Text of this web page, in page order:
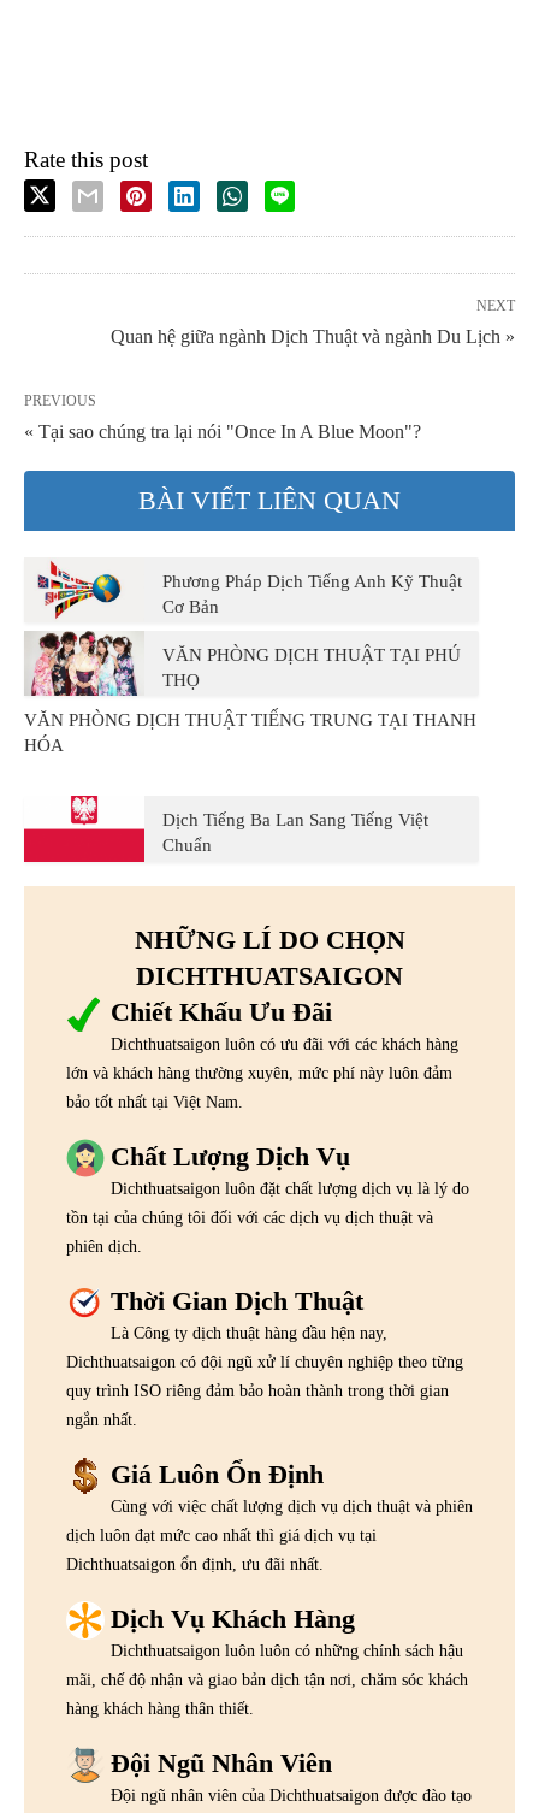
Rate this post
NEXT
Quan hệ giữa ngành Dịch Thuật và ngành Du Lịch »
PREVIOUS
« Tại sao chúng tra lại nói "Once In A Blue Moon"?
BÀI VIẾT LIÊN QUAN
Phương Pháp Dịch Tiếng Anh Kỹ Thuật
Cơ Bản
VĂN PHÒNG DỊCH THUẬT TẠI PHÚ
THỌ
VĂN PHÒNG DỊCH THUẬT TIẾNG TRUNG TẠI THANH
HÓA
Dịch Tiếng Ba Lan Sang Tiếng Việt
Chuẩn
NHỮNG LÍ DO CHỌN
DICHTHUATSAIGON
Chiết Khấu Ưu Đãi
Dichthuatsaigon luôn có ưu đãi với các khách hàng
lớn và khách hàng thường xuyên, mức phí này luôn đảm
bảo tốt nhất tại Việt Nam.
Chất Lượng Dịch Vụ
Dichthuatsaigon luôn đặt chất lượng dịch vụ là lý do
tồn tại của chúng tôi đối với các dịch vụ dịch thuật và
phiên dịch.
Thời Gian Dịch Thuật
Là Công ty dịch thuật hàng đầu hện nay,
Dichthuatsaigon có đội ngũ xử lí chuyên nghiệp theo từng
quy trình ISO riêng đảm bảo hoàn thành trong thời gian
ngắn nhất.
Giá Luôn Ổn Định
Cùng với việc chất lượng dịch vụ dịch thuật và phiên
dịch luôn đạt mức cao nhất thì giá dịch vụ tại
Dichthuatsaigon ổn định, ưu đãi nhất.
Dịch Vụ Khách Hàng
Dichthuatsaigon luôn luôn có những chính sách hậu
mãi, chế độ nhận và giao bản dịch tận nơi, chăm sóc khách
hàng khách hàng thân thiết.
Đội Ngũ Nhân Viên
Đội ngũ nhân viên của Dichthuatsaigon được đào tạo